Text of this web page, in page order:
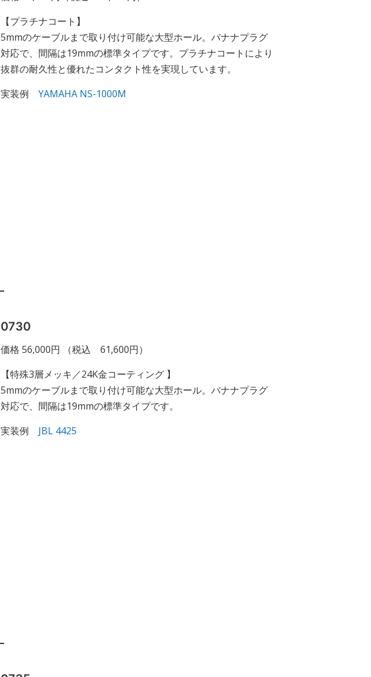
【プラチナコート】
5mmのケーブルまで取り付け可能な大型ホール。バナナプラグ
対応で、間隔は19mmの標準タイプです。プラチナコートにより
抜群の耐久性と優れたコンタクト性を実現しています。
実装例YAMAHA NS-1000M
0730
価格 56,000円 （税込 61,600円）
【特殊3層メッキ／24K金コーティング 】
5mmのケーブルまで取り付け可能な大型ホール。バナナプラグ
対応で、間隔は19mmの標準タイプです。
実装例 JBL 4425